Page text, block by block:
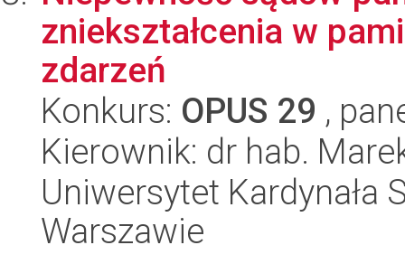
zniekształcenia w
zdarzeń
Konkurs: OPUS 29 ,
Kierownik: dr hab.
Uniwersytet Kardynała
Warszawie